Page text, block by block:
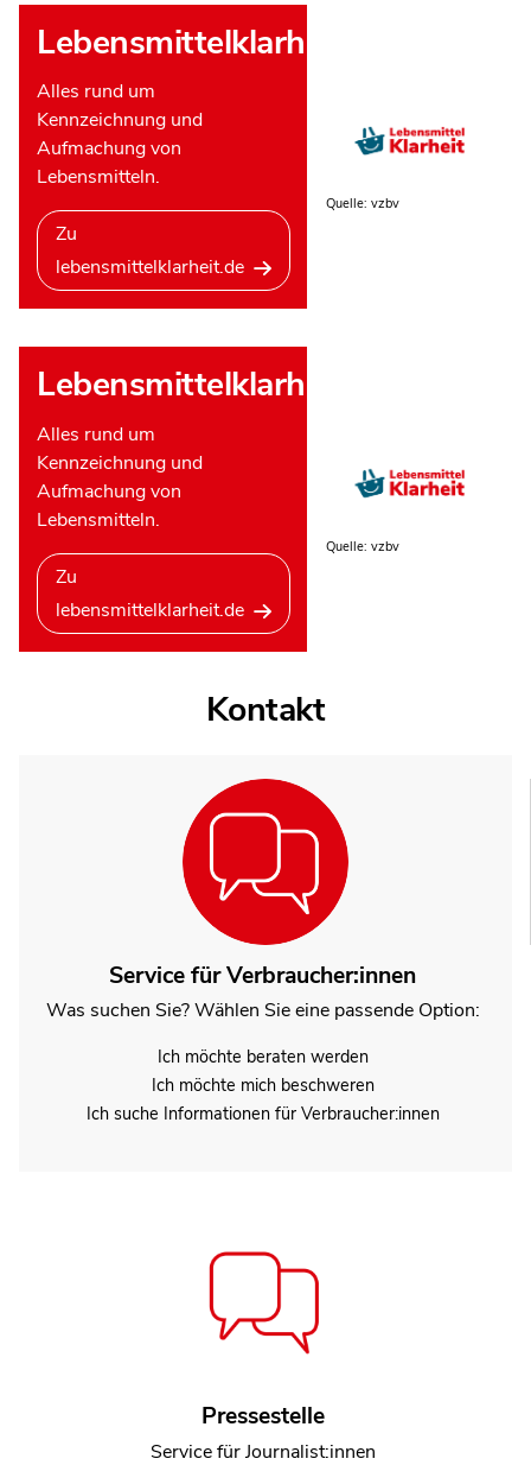
Lebensmittelklarheit
Alles rund um
Kennzeichnung und
Aufmachung von
Lebensmitteln.
Zu
lebensmittelklarheit.de
Quelle: vzbv
Lebensmittelklarheit
Alles rund um
Kennzeichnung und
Aufmachung von
Lebensmitteln.
Zu
lebensmittelklarheit.de
Quelle: vzbv
Kontakt
Service für Verbraucher:innen
Was suchen Sie? Wählen Sie eine passende Option:
Ich möchte beraten werden
Ich möchte mich beschweren
Ich suche Informationen für Verbraucher:innen
Pressestelle
Service für Journalist:innen
Michaela Schröder
Leiterin Geschäftsbereich Verbraucherpolitik